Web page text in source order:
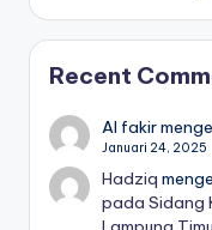
Recent
Al fakir
Januari 24, 2025
Hadziq
pada Sidang